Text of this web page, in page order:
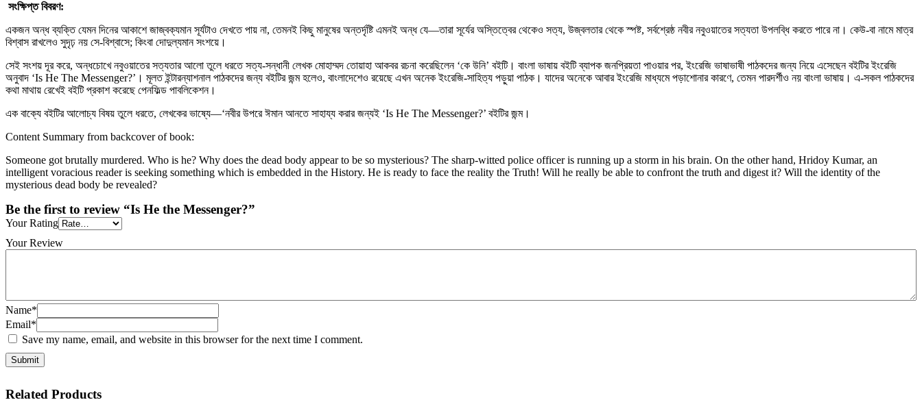
সংক্ষিপ্ত বিবরণ:
একজন অন্ধ ব্যক্তি যেমন দিনের আকাশে জাজ্বক্যমান সূর্যটাও দেখতে পায় না, তেমনই কিছু মানুষের অন্তর্দৃষ্টি এমনই অন্ধ যে—তারা সূর্যের অস্তিত্বের থেকেও সত্য, উজ্বলতার থেকে স্পষ্ট, সর্বশ্রেষ্ঠ নবীর নবুওয়াতের সত্যতা উপলব্ধি করতে পারে না। কেউ-বা নামে মাত্র
বিশ্বাস রাখলেও সুদৃঢ় নয় সে-বিশ্বাসে; কিংবা দোদুল্যমান সংশয়ে।
সেই সংশয় দূর করে, অন্ধচোখে নবুওয়াতের সত্যতার আলো তুলে ধরতে সত্য-সন্ধানী লেখক মোহাম্মদ তোয়াহা আকবর রচনা করেছিলেন ‘কে উনি’ বইটি। বাংলা ভাষায় বইটি ব্যাপক জনপ্রিয়তা পাওয়ার পর, ইংরেজি ভাষাভাষী পাঠকদের জন্য নিয়ে এসেছেন বইটির ইংরেজি
অনুবাদ ‘Is He The Messenger?’। মূলত ইন্টারন্যাশনাল পাঠকদের জন্য বইটির জন্ম হলেও, বাংলাদেশেও রয়েছে এখন অনেক ইংরেজি-সাহিত্য পড়ুয়া পাঠক। যাদের অনেকে আবার ইংরেজি মাধ্যমে পড়াশোনার কারণে, তেমন পারদর্শীও নয় বাংলা ভাষায়। এ-সকল পাঠকদের
কথা মাথায় রেখেই বইটি প্রকাশ করেছে পেনফিল্ড পাবলিকেশন।
এক বাক্যে বইটির আলোচ্য বিষয় তুলে ধরতে, লেখকের ভাষ্যে—‘নবীর উপরে ঈমান আনতে সাহায্য করার জন্যই ‘Is He The Messenger?’ বইটির জন্ম।
Content Summary from backcover of book:
Someone got brutally murdered. Who is he? Why does the dead body appear to be so mysterious? The sharp-witted police officer is running up a storm in his brain. On the other hand, Hridoy Kumar, an
intelligent voracious reader is seeking something which is embedded in the History. He is ready to face the reality the Truth! Will he really be able to confront the truth and digest it? Will the identity of the
mysterious dead body be revealed?
Be the first to review “Is He the Messenger?”
Your Rating
Your Review
Name*
Email*
Save my name, email, and website in this browser for the next time I comment.
Related Products